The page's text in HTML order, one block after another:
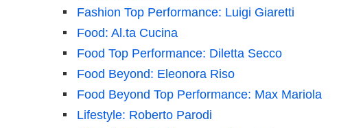
Fashion Top Performance: Luigi Giaretti
Food: Al.ta Cucina
Food Top Performance: Diletta Secco
Food Beyond: Eleonora Riso
Food Beyond Top Performance: Max Mariola
Lifestyle: Roberto Parodi